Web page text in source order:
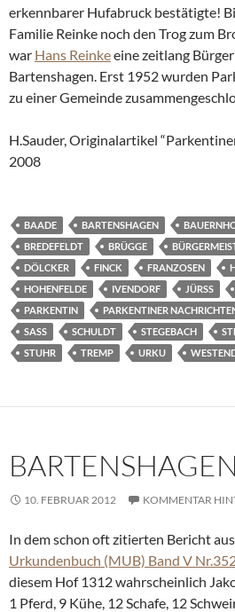
erkennbarer Hufabruck bestätigte!
Familie Reinke noch den Trog zum
war Hans Reinkeeine zeitlang
Bartenshagen. Erst 1952 wurden
zu einer Gemeinde
H.Sauder, Originalartikel
2008
BAADE BARTENSHAGEN
BREDEFELDT
BRÜGGE
DÖLCKER
FINCK FRANZOSEN
HOHENFELDE
IVENDORF JÜRSS
PARKENTIN
PARKENTINER
SASS
SCHULDT STEGEBACH
STUHR
TREMP URKU
10. FEBRUAR 2012 KOMMENTAR
In dem schon oft zitierten Bericht
Urkundenbuch (MUB) Band V
diesem Hof 1312 wahrscheinlich
1 Pferd, 9 Kühe, 12 Schafe, 12